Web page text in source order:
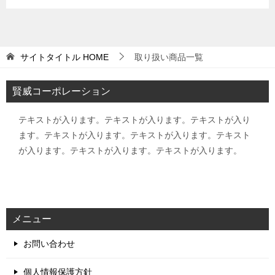
サイトタイトル HOME 取り扱い商品一覧
賢威コーポレーション
テキストが入ります。テキストが入ります。テキストが入り
ます。テキストが入ります。テキストが入ります。テキスト
が入ります。テキストが入ります。テキストが入ります。
メニュー
お問い合わせ
個人情報保護方針